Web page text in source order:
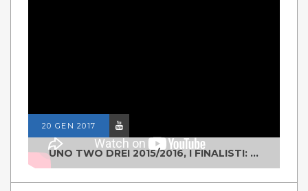
20 GEN 2017
UNO TWO DREI 2015/2016, I FINALISTI: CLASSE IV ALS ISTITUTO "DEGASPERI" BORGO VALSUGANA